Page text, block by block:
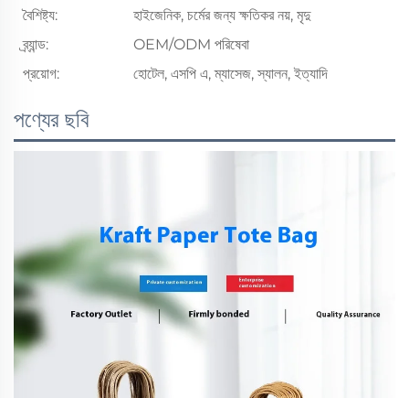
বৈশিষ্ট্য:
হাইজেনিক, চর্মের জন্য ক্ষতিকর নয়, মৃদু
ব্র্যান্ড:
OEM/ODM পরিষেবা
প্রয়োগ:
হোটেল, এসপি এ, ম্যাসেজ, স্যালন, ইত্যাদি
পণ্যের ছবি